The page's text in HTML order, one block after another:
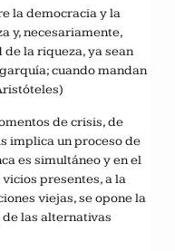
la democracia y la
y, necesariamente,
la riqueza, ya sean
cuando mandan
de crisis, de
implica un proceso de
es simultáneo y en el
presentes, a la
viejas, se opone la
las alternativas